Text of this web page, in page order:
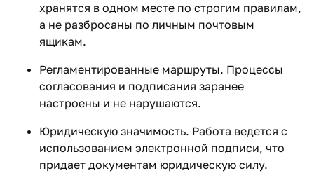
хранятся в одном месте по строгим правилам,
а не разбросаны по личным почтовым
ящикам.
Регламентированные маршруты. Процессы
согласования и подписания заранее
настроены и не нарушаются.
Юридическую значимость. Работа ведется с
использованием электронной подписи, что
придает документам юридическую силу.